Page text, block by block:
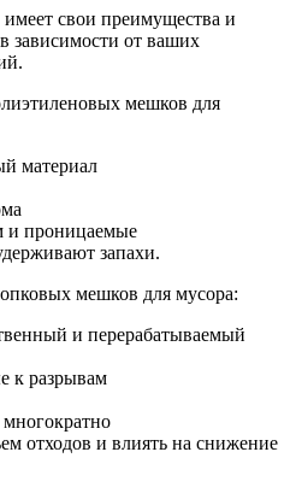
свои преимущества и
зависимости от ваших
мешков для
материал
и проницаемые
запахи.
мешков для мусора:
и перерабатываемый
к разрывам
многократно
отходов и влиять на снижение